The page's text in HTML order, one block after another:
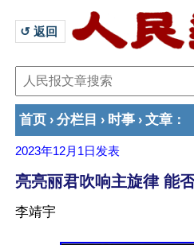
↺ 返回
首页 › 分栏目 › 时事 › 文章 ：
2023年12月1日 发表
亮亮丽君吹响主旋律 能
李靖宇